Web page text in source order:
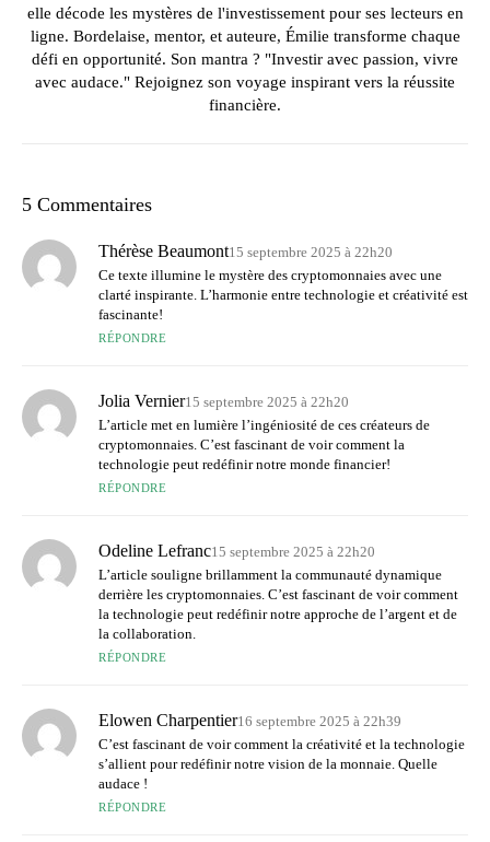
elle décode les mystères de l'investissement pour ses lecteurs en
ligne. Bordelaise, mentor, et auteure, Émilie transforme chaque
défi en opportunité. Son mantra ? "Investir avec passion, vivre
avec audace." Rejoignez son voyage inspirant vers la réussite
financière.
5 Commentaires
Thérèse Beaumont15 septembre 2025 à 22h20
Ce texte illumine le mystère des cryptomonnaies avec une
clarté inspirante. L’harmonie entre technologie et créativité est
fascinante!
RÉPONDRE
Jolia Vernier15 septembre 2025 à 22h20
L’article met en lumière l’ingéniosité de ces créateurs de
cryptomonnaies. C’est fascinant de voir comment la
technologie peut redéfinir notre monde financier!
RÉPONDRE
Odeline Lefranc15 septembre 2025 à 22h20
L’article souligne brillamment la communauté dynamique
derrière les cryptomonnaies. C’est fascinant de voir comment
la technologie peut redéfinir notre approche de l’argent et de
la collaboration.
RÉPONDRE
Elowen Charpentier16 septembre 2025 à 22h39
C’est fascinant de voir comment la créativité et la technologie
s’allient pour redéfinir notre vision de la monnaie. Quelle
audace !
RÉPONDRE